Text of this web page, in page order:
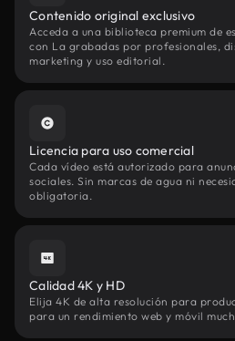
Contenido original exclusivo
Acceda a una biblioteca premium de
con La grabadas por profesionales,
marketing y uso editorial.
Licencia para uso comercial
Cada vídeo está autorizado para
sociales. Sin marcas de agua ni
obligatoria.
Calidad 4K y HD
Elija 4K de alta resolución para
para un rendimiento web y móvil